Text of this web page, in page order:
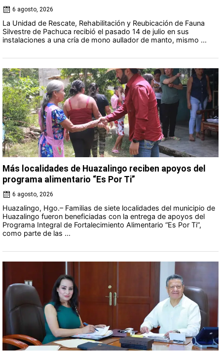
6 agosto, 2026
La Unidad de Rescate, Rehabilitación y Reubicación de Fauna
Silvestre de Pachuca recibió el pasado 14 de julio en sus
instalaciones a una cría de mono aullador de manto, mismo ...
Más localidades de Huazalingo reciben apoyos del
programa alimentario “Es Por Ti”
6 agosto, 2026
Huazalingo, Hgo.– Familias de siete localidades del municipio de
Huazalingo fueron beneficiadas con la entrega de apoyos del
Programa Integral de Fortalecimiento Alimentario “Es Por Ti”,
como parte de las ...